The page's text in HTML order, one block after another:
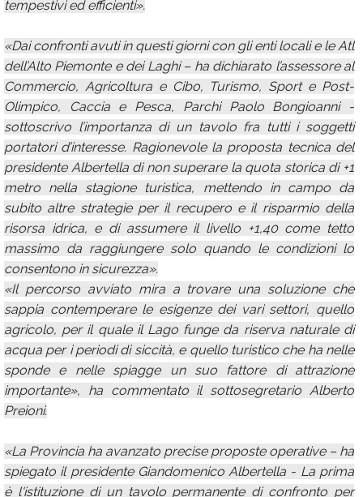
tempestivi ed efficienti».
«Dai confronti avuti in questi giorni con gli enti locali e le Atl
dell’Alto Piemonte e dei Laghi – ha dichiarato l’assessore al
Commercio, Agricoltura e Cibo, Turismo, Sport e Post-
Olimpico, Caccia e Pesca, Parchi Paolo Bongioanni -
sottoscrivo l’importanza di un tavolo fra tutti i soggetti
portatori d’interesse. Ragionevole la proposta tecnica del
presidente Albertella di non superare la quota storica di +1
metro nella stagione turistica, mettendo in campo da
subito altre strategie per il recupero e il risparmio della
risorsa idrica, e di assumere il livello +1,40 come tetto
massimo da raggiungere solo quando le condizioni lo
consentono in sicurezza».
«Il percorso avviato mira a trovare una soluzione che
sappia contemperare le esigenze dei vari settori, quello
agricolo, per il quale il Lago funge da riserva naturale di
acqua per i periodi di siccità, e quello turistico che ha nelle
sponde e nelle spiagge un suo fattore di attrazione
importante», ha commentato il sottosegretario Alberto
Preioni.
«La Provincia ha avanzato precise proposte operative – ha
spiegato il presidente Giandomenico Albertella - La prima
è l'istituzione di un tavolo permanente di confronto per